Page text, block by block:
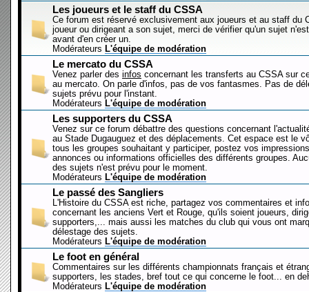
Les joueurs et le staff du CSSA
Ce forum est réservé exclusivement aux joueurs et au staff du
joueur ou dirigeant a son sujet, merci de vérifier qu'un sujet
avant d'en créer un.
Modérateurs L'équipe de modération
Le mercato du CSSA
Venez parler des infos concernant les transferts au CSSA sur
au mercato. On parle d'infos, pas de vos fantasmes. Pas de
sujets prévu pour l'instant.
Modérateurs L'équipe de modération
Les supporters du CSSA
Venez sur ce forum débattre des questions concernant
au Stade Dugauguez et des déplacements. Cet espace est le
tous les groupes souhaitant y participer, postez vos
annonces ou informations officielles des différents groupes.
des sujets n'est prévu pour le moment.
Modérateurs L'équipe de modération
Le passé des Sangliers
L'Histoire du CSSA est riche, partagez vos commentaires et
concernant les anciens Vert et Rouge, qu'ils soient joueurs,
supporters,... mais aussi les matches du club qui vous ont
délestage des sujets.
Modérateurs L'équipe de modération
Le foot en général
Commentaires sur les différents championnats français et
supporters, les stades, bref tout ce qui concerne le foot... en
Modérateurs L'équipe de modération